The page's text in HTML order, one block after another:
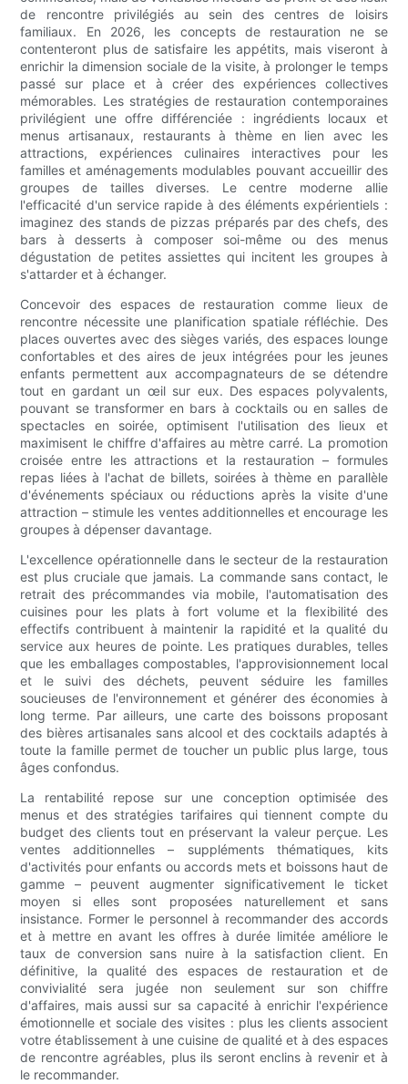
de rencontre privilégiés au sein des centres de loisirs
familiaux. En 2026, les concepts de restauration ne se
contenteront plus de satisfaire les appétits, mais viseront à
enrichir la dimension sociale de la visite, à prolonger le temps
passé sur place et à créer des expériences collectives
mémorables. Les stratégies de restauration contemporaines
privilégient une offre différenciée : ingrédients locaux et
menus artisanaux, restaurants à thème en lien avec les
attractions, expériences culinaires interactives pour les
familles et aménagements modulables pouvant accueillir des
groupes de tailles diverses. Le centre moderne allie
l'efficacité d'un service rapide à des éléments expérientiels :
imaginez des stands de pizzas préparés par des chefs, des
bars à desserts à composer soi-même ou des menus
dégustation de petites assiettes qui incitent les groupes à
s'attarder et à échanger.
Concevoir des espaces de restauration comme lieux de
rencontre nécessite une planification spatiale réfléchie. Des
places ouvertes avec des sièges variés, des espaces lounge
confortables et des aires de jeux intégrées pour les jeunes
enfants permettent aux accompagnateurs de se détendre
tout en gardant un œil sur eux. Des espaces polyvalents,
pouvant se transformer en bars à cocktails ou en salles de
spectacles en soirée, optimisent l'utilisation des lieux et
maximisent le chiffre d'affaires au mètre carré. La promotion
croisée entre les attractions et la restauration – formules
repas liées à l'achat de billets, soirées à thème en parallèle
d'événements spéciaux ou réductions après la visite d'une
attraction – stimule les ventes additionnelles et encourage les
groupes à dépenser davantage.
L'excellence opérationnelle dans le secteur de la restauration
est plus cruciale que jamais. La commande sans contact, le
retrait des précommandes via mobile, l'automatisation des
cuisines pour les plats à fort volume et la flexibilité des
effectifs contribuent à maintenir la rapidité et la qualité du
service aux heures de pointe. Les pratiques durables, telles
que les emballages compostables, l'approvisionnement local
et le suivi des déchets, peuvent séduire les familles
soucieuses de l'environnement et générer des économies à
long terme. Par ailleurs, une carte des boissons proposant
des bières artisanales sans alcool et des cocktails adaptés à
toute la famille permet de toucher un public plus large, tous
âges confondus.
La rentabilité repose sur une conception optimisée des
menus et des stratégies tarifaires qui tiennent compte du
budget des clients tout en préservant la valeur perçue. Les
ventes additionnelles – suppléments thématiques, kits
d'activités pour enfants ou accords mets et boissons haut de
gamme – peuvent augmenter significativement le ticket
moyen si elles sont proposées naturellement et sans
insistance. Former le personnel à recommander des accords
et à mettre en avant les offres à durée limitée améliore le
taux de conversion sans nuire à la satisfaction client. En
définitive, la qualité des espaces de restauration et de
convivialité sera jugée non seulement sur son chiffre
d'affaires, mais aussi sur sa capacité à enrichir l'expérience
émotionnelle et sociale des visites : plus les clients associent
votre établissement à une cuisine de qualité et à des espaces
de rencontre agréables, plus ils seront enclins à revenir et à
le recommander.